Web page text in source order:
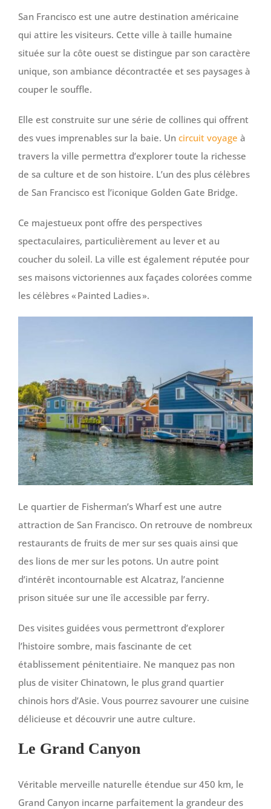
San Francisco est une autre destination américaine
qui attire les visiteurs. Cette ville à taille humaine
située sur la côte ouest se distingue par son caractère
unique, son ambiance décontractée et ses paysages à
couper le souffle.
Elle est construite sur une série de collines qui offrent
des vues imprenables sur la baie. Un circuit voyage à
travers la ville permettra d’explorer toute la richesse
de sa culture et de son histoire. L’un des plus célèbres
de San Francisco est l’iconique Golden Gate Bridge.
Ce majestueux pont offre des perspectives
spectaculaires, particulièrement au lever et au
coucher du soleil. La ville est également réputée pour
ses maisons victoriennes aux façades colorées comme
les célèbres « Painted Ladies ».
Le quartier de Fisherman’s Wharf est une autre
attraction de San Francisco. On retrouve de nombreux
restaurants de fruits de mer sur ses quais ainsi que
des lions de mer sur les potons. Un autre point
d’intérêt incontournable est Alcatraz, l’ancienne
prison située sur une île accessible par ferry.
Des visites guidées vous permettront d’explorer
l’histoire sombre, mais fascinante de cet
établissement pénitentiaire. Ne manquez pas non
plus de visiter Chinatown, le plus grand quartier
chinois hors d’Asie. Vous pourrez savourer une cuisine
délicieuse et découvrir une autre culture.
Le Grand Canyon
Véritable merveille naturelle étendue sur 450 km, le
Grand Canyon incarne parfaitement la grandeur des